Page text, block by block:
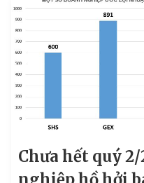
Chưa hết quý